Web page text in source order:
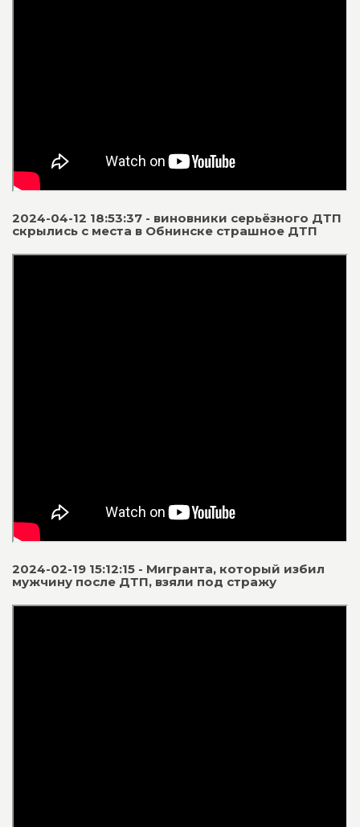
2024-04-12 18:53:37 - виновники серьёзного ДТП
скрылись с места в Обнинске страшное ДТП
2024-02-19 15:12:15 - Мигранта, который избил
мужчину после ДТП, взяли под стражу